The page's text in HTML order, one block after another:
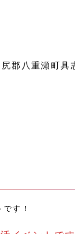
郡八重瀬町具
す！